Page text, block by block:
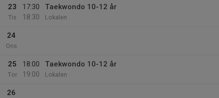
23
Tis
17:30
18:30
Taekwondo 10-12 år
Lokalen
24
Ons
25
Tor
18:00
19:00
Taekwondo 10-12 år
Lokalen
26